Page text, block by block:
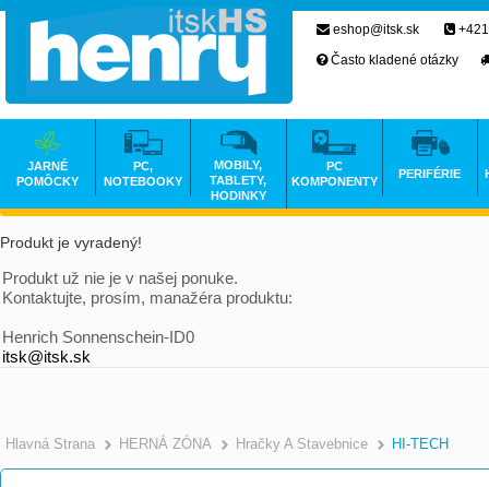
Produkt je vyradený!
Produkt už nie je v našej ponuke.
Kontaktujte, prosím, manažéra produktu:
Henrich Sonnenschein-ID0
itsk@itsk.sk
Hlavná Strana HERNÁ ZÓNA Hračky A Stavebnice HI-TECH
eshop@itsk.sk
Často kladené otázky
JARNÉ
POMÔCKY
PC,
NOTEBOOKY
MOBILY,
TABLETY,
HODINKY
PC
KOMPONENTY
PERIFÉRIE